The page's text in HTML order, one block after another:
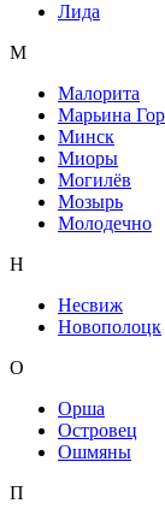
Лида
М
Малорита
Марьина
Минск
Миоры
Могилёв
Мозырь
Молодечно
Н
Несвиж
Новополоцк
О
Орша
Островец
Ошмяны
П